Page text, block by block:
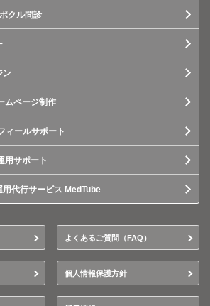
クル問診
ン
ムページ制作
ィールサポート
用サポート
代行サービス MedTube
よくあるご質問（FAQ）
個人情報保護方針